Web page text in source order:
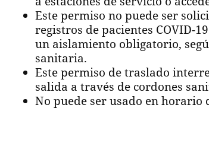
Este permiso no puede ser
registros de pacientes COVID-
un aislamiento obligatorio,
sanitaria.
Este permiso de traslado
salida a través de cordones
No puede ser usado en horario